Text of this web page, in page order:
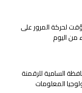
لحركة المرور على
من اليوم
السامية للرقمنة
المعلومات